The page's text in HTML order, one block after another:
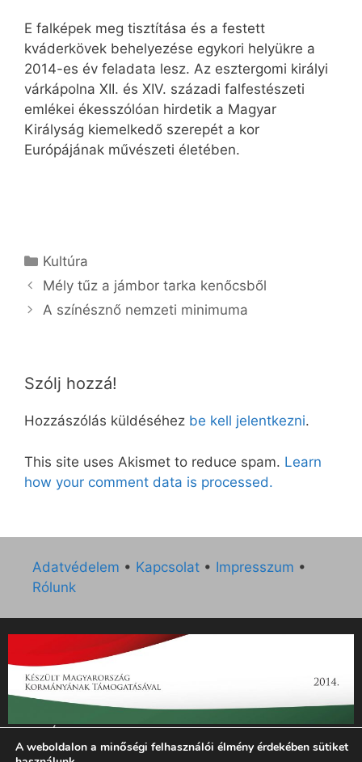
E falképek meg tisztítása és a festett
kváderkövek behelyezése egykori helyükre a
2014-es év feladata lesz. Az esztergomi királyi
várkápolna XII. és XIV. századi falfestészeti
emlékei ékesszólóan hirdetik a Magyar
Királyság kiemelkedő szerepét a kor
Európájának művészeti életében.
Kategória
Kultúra
Mély tűz a jámbor tarka kenőcsből
A színésznő nemzeti minimuma
Szólj hozzá!
Hozzászólás küldéséhez be kell jelentkezni.
This site uses Akismet to reduce spam. Learn
how your comment data is processed.
Adatvédelem • Kapcsolat • Impresszum •
Rólunk
„Az Új Ember katolikus hetilap 2014. évi működésének
támogatását az EGYH-KCP-14-P-0121 sz. támogatási
A weboldalon a minőségi felhasználói élmény érdekében sütiket